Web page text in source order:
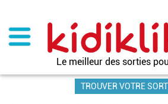
contenu
principal
Le meilleur des sorties
TROUVER VOTRE